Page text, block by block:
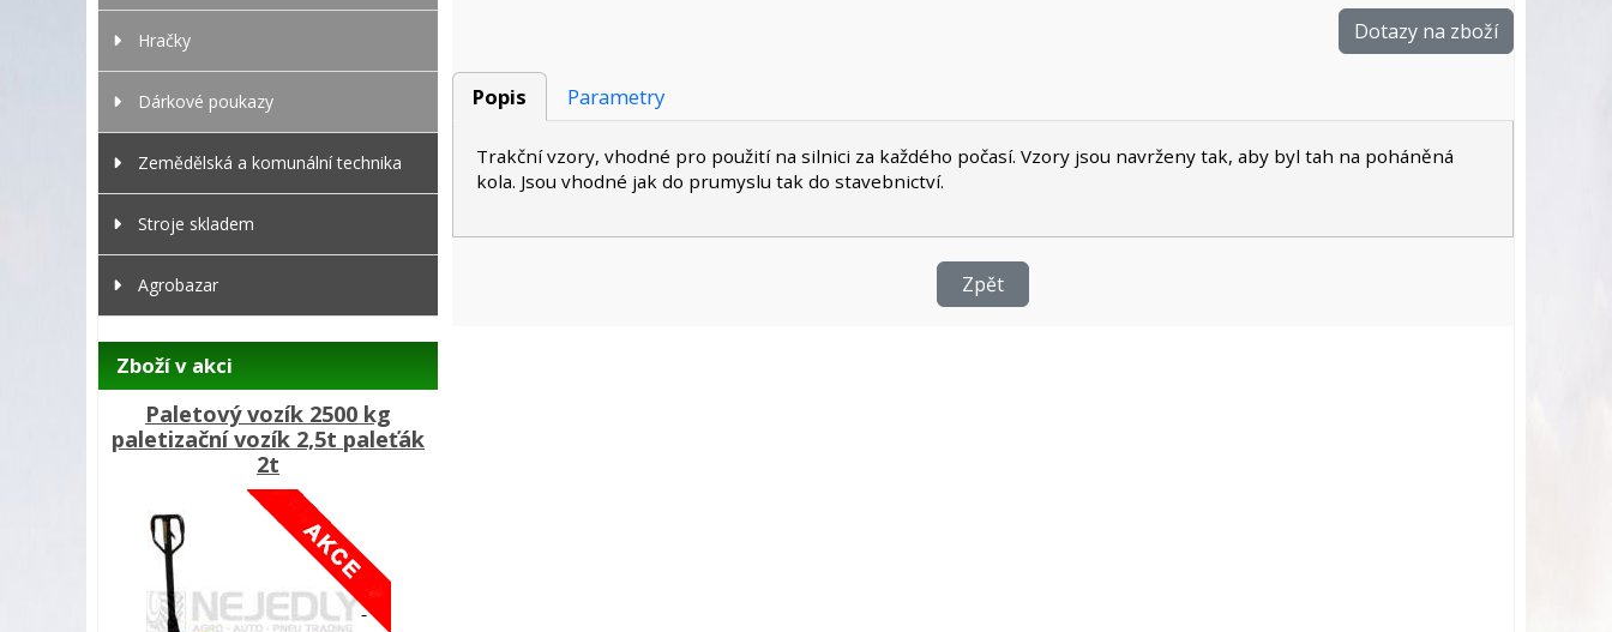
Hračky
Dárkové poukazy
Zemědělská a komunální technika
Stroje skladem
Agrobazar
Zboží v akci
Paletový vozík 2500 kg
paletizační vozík 2,5t paleťák
2t
Dotazy na zboží
Popis Parametry
Trakční vzory, vhodné pro použití na silnici za každého počasí. Vzory jsou navrženy tak, aby byl tah na poháněná
kola. Jsou vhodné jak do prumyslu tak do stavebnictví.
Zpět